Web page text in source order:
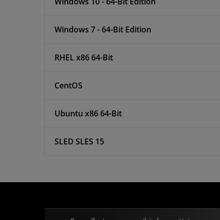
Windows 7 - 64-Bit Edition
RHEL x86 64-Bit
CentOS
Ubuntu x86 64-Bit
SLED SLES 15